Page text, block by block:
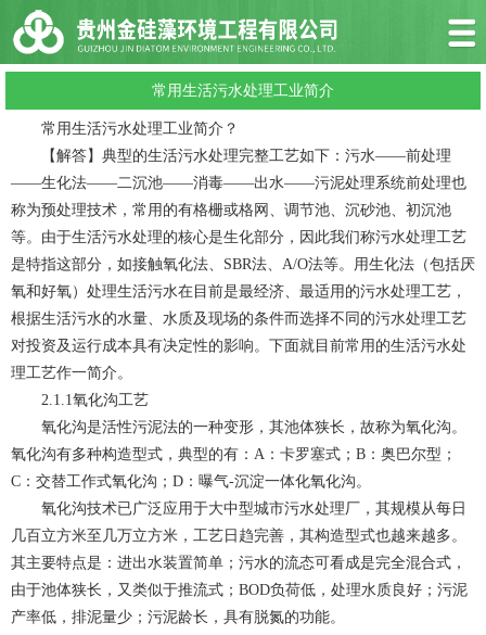
常用生活污水处理工业简介
常用生活污水处理工业简介？
【解答】典型的生活污水处理完整工艺如下：污水——前处理
——生化法——二沉池——消毒——出水——污泥处理系统前处理也
称为预处理技术，常用的有格栅或格网、调节池、沉砂池、初沉池
等。由于生活污水处理的核心是生化部分，因此我们称污水处理工艺
是特指这部分，如接触氧化法、SBR法、A/O法等。用生化法（包括厌
氧和好氧）处理生活污水在目前是最经济、最适用的污水处理工艺，
根据生活污水的水量、水质及现场的条件而选择不同的污水处理工艺
对投资及运行成本具有决定性的影响。下面就目前常用的生活污水处
理工艺作一简介。
2.1.1氧化沟工艺
氧化沟是活性污泥法的一种变形，其池体狭长，故称为氧化沟。
氧化沟有多种构造型式，典型的有：A：卡罗塞式；B：奥巴尔型；
C：交替工作式氧化沟；D：曝气-沉淀一体化氧化沟。
氧化沟技术已广泛应用于大中型城市污水处理厂，其规模从每日
几百立方米至几万立方米，工艺日趋完善，其构造型式也越来越多。
其主要特点是：进出水装置简单；污水的流态可看成是完全混合式，
由于池体狭长，又类似于推流式；BOD负荷低，处理水质良好；污泥
产率低，排泥量少；污泥龄长，具有脱氮的功能。